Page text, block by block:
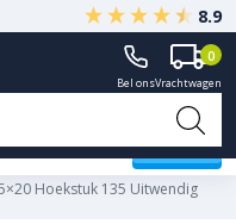
Gegarandeerd A-kwaliteit
8.9
Bel onsVrachtwagen
0
Hoekstuk 135 Uitwendig
Hoekstuk